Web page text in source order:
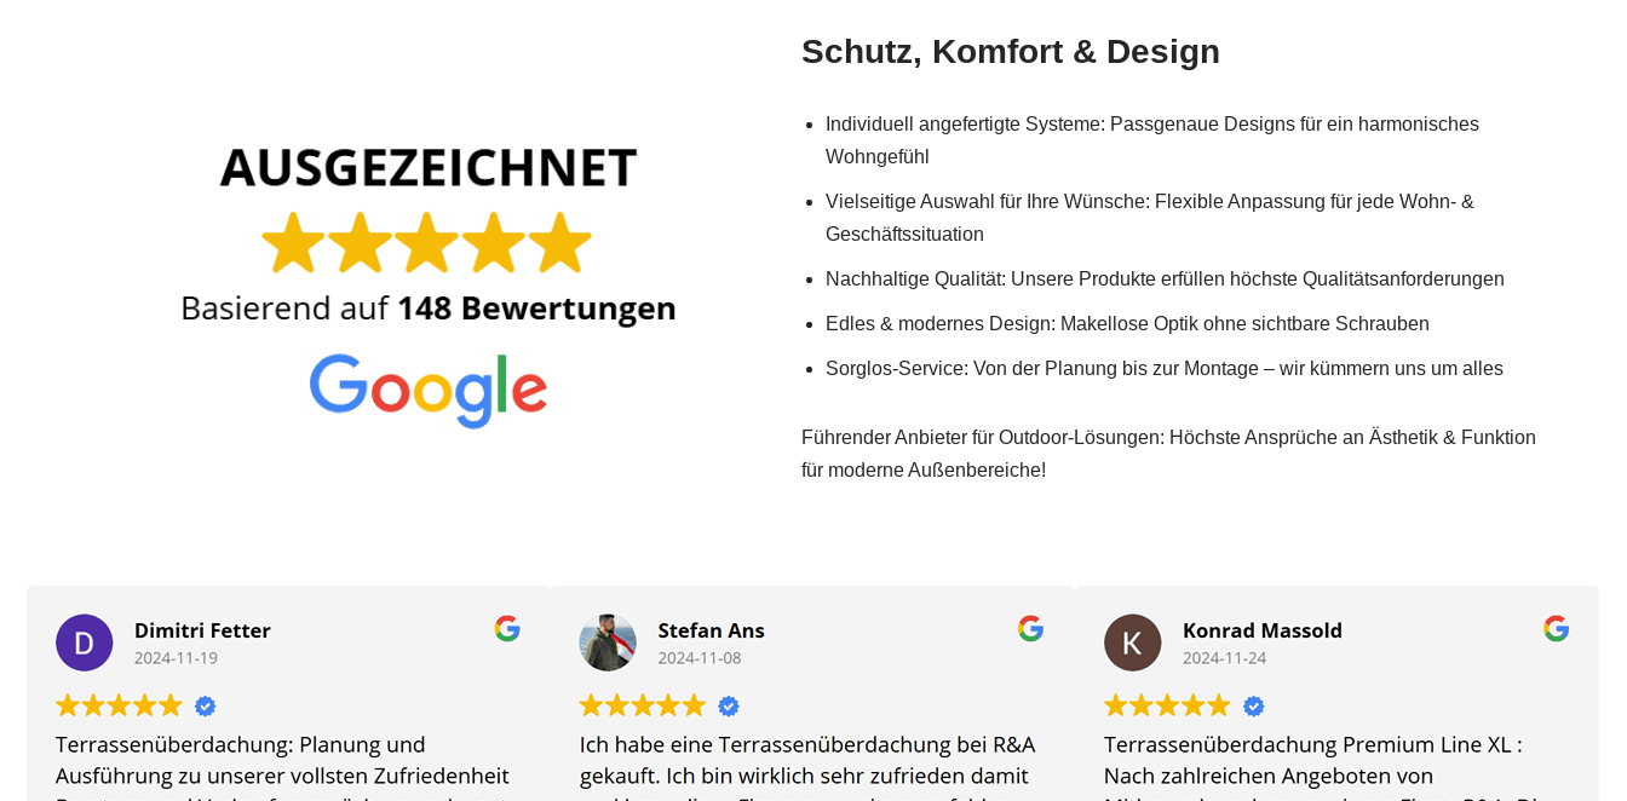
Schutz, Komfort & Design
Individuell angefertigte Systeme: Passgenaue Designs für ein harmonisches
Wohngefühl
Vielseitige Auswahl für Ihre Wünsche: Flexible Anpassung für jede Wohn- &
Geschäftssituation
Nachhaltige Qualität: Unsere Produkte erfüllen höchste Qualitätsanforderungen
Edles & modernes Design: Makellose Optik ohne sichtbare Schrauben
Sorglos-Service: Von der Planung bis zur Montage – wir kümmern uns um alles
Führender Anbieter für Outdoor-Lösungen: Höchste Ansprüche an Ästhetik & Funktion
für moderne Außenbereiche!